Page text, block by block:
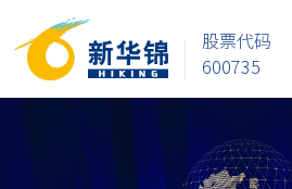
股票代码
600735